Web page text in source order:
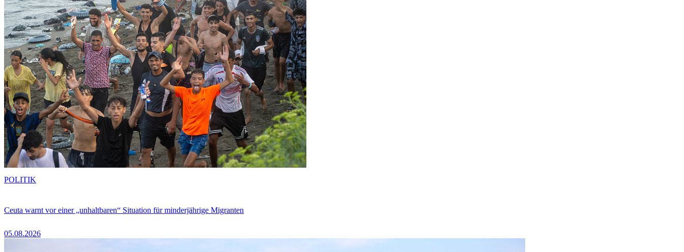
Ceuta warnt vor einer „unhaltbaren“ Situation für minderjährige Migranten
05.08.2026
POLITIK